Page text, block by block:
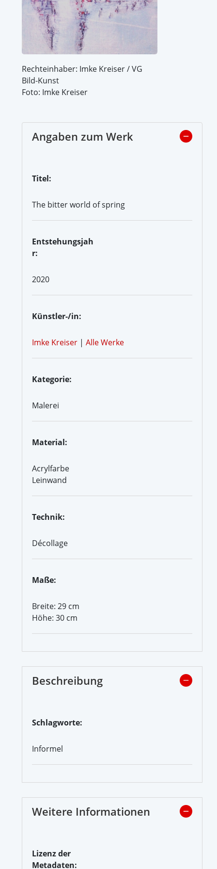
Rechteinhaber: Imke Kreiser / VG
Bild-Kunst
Foto: Imke Kreiser
Angaben zum Werk
Titel:
The bitter world of spring
Entstehungsjah
r:
2020
Künstler-/in:
Imke Kreiser | Alle Werke
Kategorie:
Malerei
Material:
Acrylfarbe
Leinwand
Technik:
Décollage
Maße:
Breite: 29 cm
Höhe: 30 cm
Beschreibung
Schlagworte:
Informel
Weitere Informationen
Lizenz der
Metadaten: